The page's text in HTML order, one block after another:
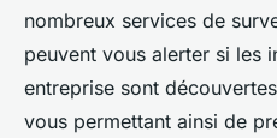
nombreux services de
peuvent vous alerter si les
entreprise sont
vous permettant ainsi de